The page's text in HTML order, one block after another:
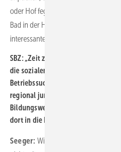
oder Hof fegen. Wenn es spannende
Bad in der Hafencity, nehmt eure
interessanten und tollen Baustellen.
SBZ: „Zeit zu starten“ spricht junge
die sozialen Medien an. Wir haben
Betriebssuche-Seite bei
regional junge Menschen an und
Bildungswerkstatt ein. Wie
dort in die Betriebe?
Seeger: Wir fassen, ehrlich